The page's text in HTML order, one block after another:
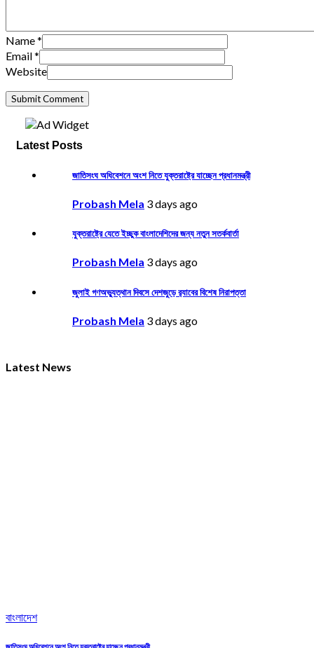
Name*
Email*
Website
Latest Posts
জাতিসংঘ অধিবেশনে অংশ নিতে যুক্তরাষ্ট্রে যাচ্ছেন প্রধানমন্ত্রী
Probash Mela 3 days ago
যুক্তরাষ্ট্রে যেতে ইচ্ছুক বাংলাদেশিদের জন্য নতুন সতর্কবার্তা
Probash Mela 3 days ago
জুলাই গণঅভ্যুত্থান দিবসে দেশজুড়ে র‌্যাবের বিশেষ নিরাপত্তা
Probash Mela 3 days ago
Latest News
বাংলাদেশ